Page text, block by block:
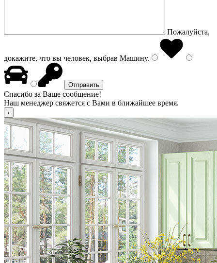
Пожалуйста,
докажите, что вы человек, выбрав Машину.
Спасибо за Ваше сообщение!
Наш менеджер свяжется с Вами в ближайшее время.